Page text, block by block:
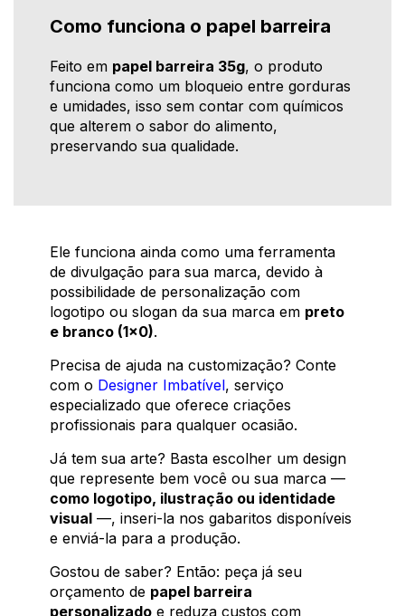
Como funciona o papel barreira
Feito em papel barreira 35g, o produto
funciona como um bloqueio entre gorduras
e umidades, isso sem contar com químicos
que alterem o sabor do alimento,
preservando sua qualidade.
Ele funciona ainda como uma ferramenta
de divulgação para sua marca, devido à
possibilidade de personalização com
logotipo ou slogan da sua marca em preto
e branco (1x0).
Precisa de ajuda na customização? Conte
com o Designer Imbatível, serviço
especializado que oferece criações
profissionais para qualquer ocasião.
Já tem sua arte? Basta escolher um design
que represente bem você ou sua marca —
como logotipo, ilustração ou identidade
visual —, inseri-la nos gabaritos disponíveis
e enviá-la para a produção.
Gostou de saber? Então: peça já seu
orçamento de papel barreira
personalizado e reduza custos com